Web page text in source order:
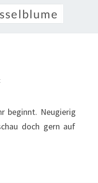
beginnt. Neugierig
doch gern auf